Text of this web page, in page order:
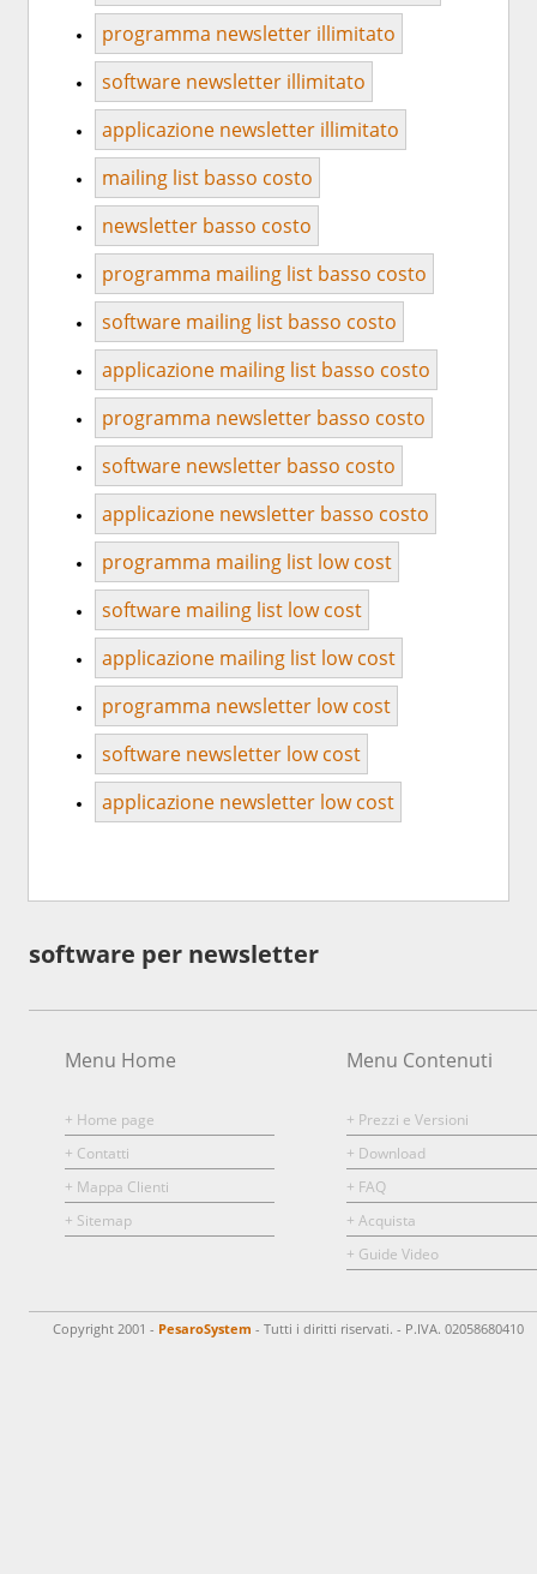
programma newsletter illimitato
software newsletter illimitato
applicazione newsletter illimitato
mailing list basso costo
newsletter basso costo
programma mailing list basso costo
software mailing list basso costo
applicazione mailing list basso costo
programma newsletter basso costo
software newsletter basso costo
applicazione newsletter basso costo
programma mailing list low cost
software mailing list low cost
applicazione mailing list low cost
programma newsletter low cost
software newsletter low cost
applicazione newsletter low cost
software per newsletter
Menu Home
+ Home page
+ Contatti
+ Mappa Clienti
+ Sitemap
Menu Contenuti
+ Prezzi e Versioni
+ Download
+ FAQ
+ Acquista
+ Guide Video
Copyright 2001 - PesaroSystem - Tutti i diritti riservati. - P.IVA. 02058680410